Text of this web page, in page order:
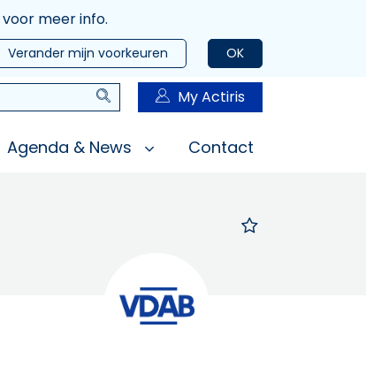
voor meer info.
OK
Verander mijn voorkeuren
Zoeken My Actiris
Agenda & News Contact